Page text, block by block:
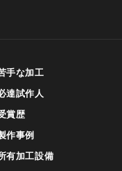
手な加工
達試作人
賞歴
作事例
有加工設備